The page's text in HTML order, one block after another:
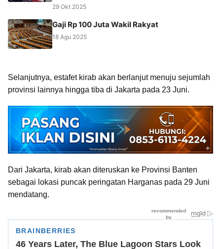
29 Okt 2025
Gaji Rp 100 Juta Wakil Rakyat
18 Agu 2025
Selanjutnya, estafet kirab akan berlanjut menuju sejumlah
provinsi lainnya hingga tiba di Jakarta pada 23 Juni.
Dari Jakarta, kirab akan diteruskan ke Provinsi Banten
sebagai lokasi puncak peringatan Harganas pada 29 Juni
mendatang.